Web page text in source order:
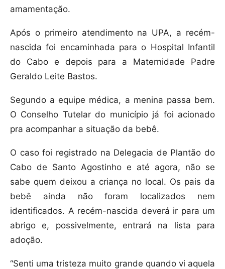
amamentação.
Após o primeiro atendimento na UPA, a recém-
nascida foi encaminhada para o Hospital Infantil
do Cabo e depois para a Maternidade Padre
Geraldo Leite Bastos.
Segundo a equipe médica, a menina passa bem.
O Conselho Tutelar do município já foi acionado
pra acompanhar a situação da bebê.
O caso foi registrado na Delegacia de Plantão do
Cabo de Santo Agostinho e até agora, não se
sabe quem deixou a criança no local. Os pais da
bebê ainda não foram localizados nem
identificados. A recém-nascida deverá ir para um
abrigo e, possivelmente, entrará na lista para
adoção.
“Senti uma tristeza muito grande quando vi aquela